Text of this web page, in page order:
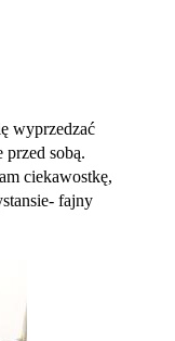
wyprzedzać
sobą.
ciekawostkę,
fajny